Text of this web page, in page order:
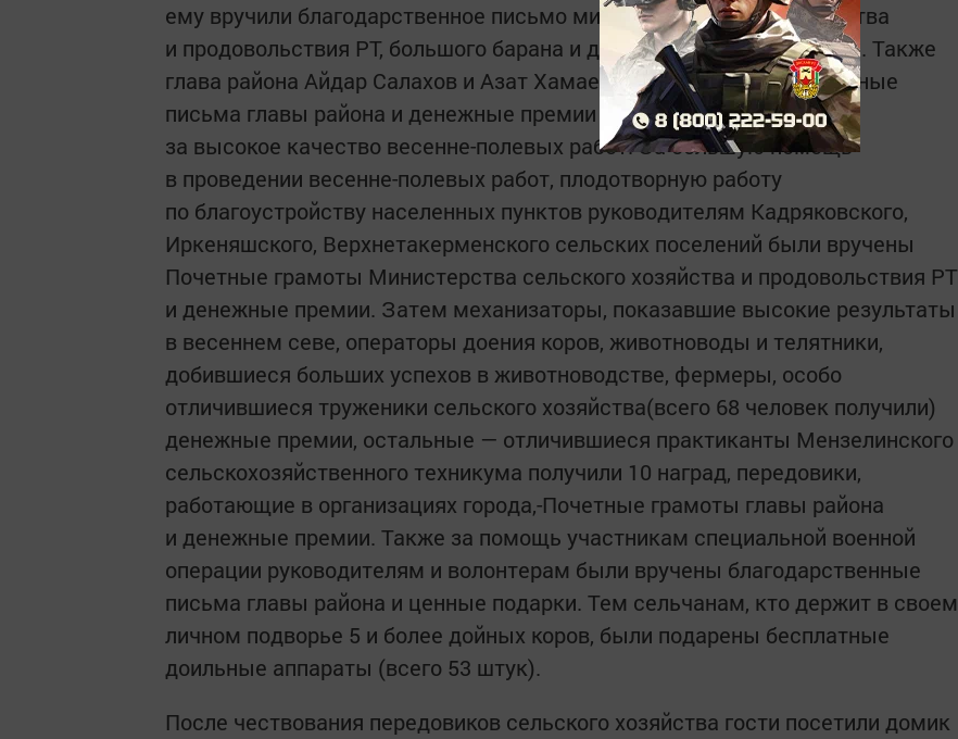
ему вручили благодарственное письмо министра сельского хозяйства
и продовольствия РТ, большого барана и денежное вознаграждение. Также
глава района Айдар Салахов и Азат Хамаев вручили благодарственные
письма главы района и денежные премии руководителям хозяйств
за высокое качество весенне-полевых работ. За большую помощь
в проведении весенне-полевых работ, плодотворную работу
по благоустройству населенных пунктов руководителям Кадряковского,
Иркеняшского, Верхнетакерменского сельских поселений были вручены
Почетные грамоты Министерства сельского хозяйства и продовольствия РТ
и денежные премии. Затем механизаторы, показавшие высокие результаты
в весеннем севе, операторы доения коров, животноводы и телятники,
добившиеся больших успехов в животноводстве, фермеры, особо
отличившиеся труженики сельского хозяйства(всего 68 человек получили)
денежные премии, остальные — отличившиеся практиканты Мензелинского
сельскохозяйственного техникума получили 10 наград, передовики,
работающие в организациях города,-Почетные грамоты главы района
и денежные премии. Также за помощь участникам специальной военной
операции руководителям и волонтерам были вручены благодарственные
письма главы района и ценные подарки. Тем сельчанам, кто держит в своем
личном подворье 5 и более дойных коров, были подарены бесплатные
доильные аппараты (всего 53 штук).
После чествования передовиков сельского хозяйства гости посетили домик